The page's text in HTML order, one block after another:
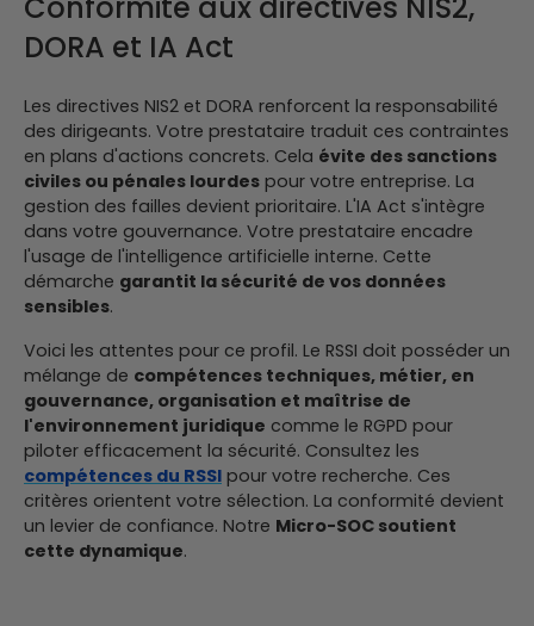
Conformité aux directives NIS2,
DORA et IA Act
Les directives NIS2 et DORA renforcent la responsabilité
des dirigeants. Votre prestataire traduit ces contraintes
en plans d'actions concrets. Cela évite des sanctions
civiles ou pénales lourdes pour votre entreprise. La
gestion des failles devient prioritaire. L'IA Act s'intègre
dans votre gouvernance. Votre prestataire encadre
l'usage de l'intelligence artificielle interne. Cette
démarche garantit la sécurité de vos données
sensibles.
Voici les attentes pour ce profil. Le RSSI doit posséder un
mélange de compétences techniques, métier, en
gouvernance, organisation et maîtrise de
l'environnement juridique comme le RGPD pour
piloter efficacement la sécurité. Consultez les
compétences du RSSI pour votre recherche. Ces
critères orientent votre sélection. La conformité devient
un levier de confiance. Notre Micro-SOC soutient
cette dynamique.